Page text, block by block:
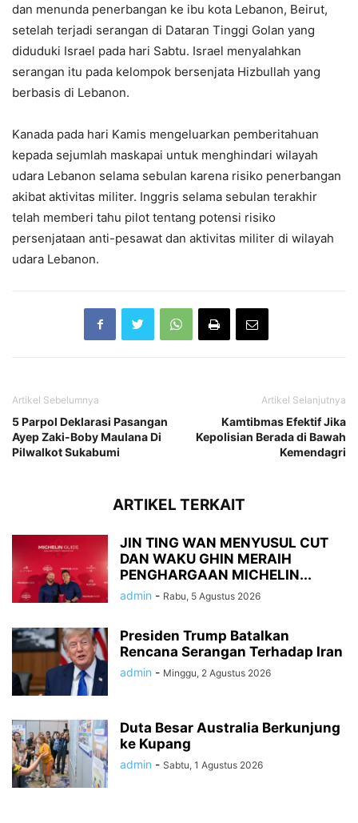
dan menunda penerbangan ke ibu kota Lebanon, Beirut,
setelah terjadi serangan di Dataran Tinggi Golan yang
diduduki Israel pada hari Sabtu. Israel menyalahkan
serangan itu pada kelompok bersenjata Hizbullah yang
berbasis di Lebanon.
Kanada pada hari Kamis mengeluarkan pemberitahuan
kepada sejumlah maskapai untuk menghindari wilayah
udara Lebanon selama sebulan karena risiko penerbangan
akibat aktivitas militer. Inggris selama sebulan terakhir
telah memberi tahu pilot tentang potensi risiko
persenjataan anti-pesawat dan aktivitas militer di wilayah
udara Lebanon.
Artikel Sebelumnya
5 Parpol Deklarasi Pasangan
Ayep Zaki-Boby Maulana Di
Pilwalkot Sukabumi
Artikel Selanjutnya
Kamtibmas Efektif Jika
Kepolisian Berada di Bawah
Kemendagri
ARTIKEL TERKAIT
JIN TING WAN MENYUSUL CUT
DAN WAKU GHIN MERAIH
PENGHARGAAN MICHELIN...
admin - Rabu, 5 Agustus 2026
Presiden Trump Batalkan
Rencana Serangan Terhadap Iran
admin - Minggu, 2 Agustus 2026
Duta Besar Australia Berkunjung
ke Kupang
admin - Sabtu, 1 Agustus 2026